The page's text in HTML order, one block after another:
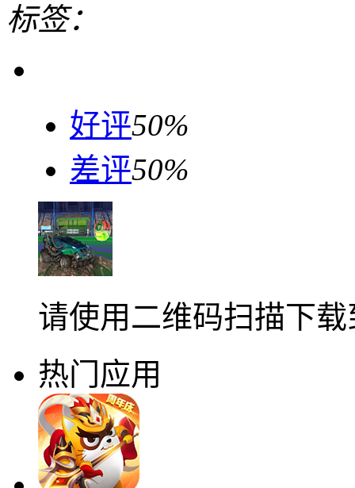
标签：
好评50%
差评50%
请使用二维码扫描下
热门应用